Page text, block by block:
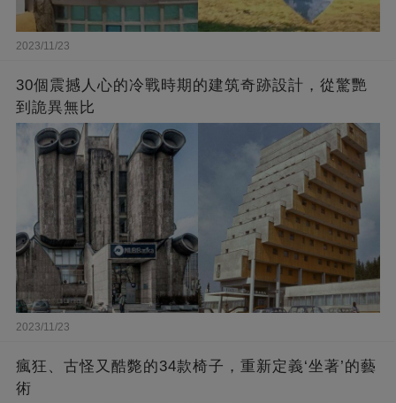
2023/11/23
30個震撼人心的冷戰時期的建筑奇跡設計，從驚艷
到詭異無比
2023/11/23
瘋狂、古怪又酷斃的34款椅子，重新定義‘坐著’的藝
術